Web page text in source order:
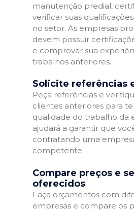
manutenção predial,
verificar suas
no setor. As empresas
devem possuir
e comprovar sua
trabalhos anteriores.
Solicite referências
Peça referências e
clientes anteriores para
qualidade do trabalho da
ajudará a garantir que
contratando uma
competente.
Compare preços e
oferecidos
Faça orçamentos com
empresas e compare os